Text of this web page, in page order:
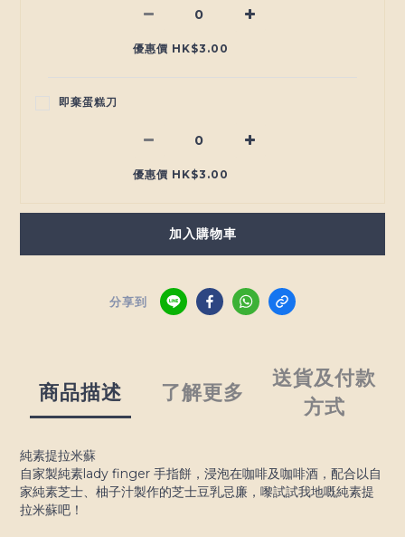
優惠價 HK$3.00
即棄蛋糕刀
優惠價 HK$3.00
加入購物車
分享到
商品描述 了解更多
送貨及付款
方式
純素提拉米蘇
自家製純素lady finger 手指餅，浸泡在咖啡及咖啡酒，配合以自
家純素芝士、柚子汁製作的芝士豆乳忌廉，嚟試試我地嘅純素提
拉米蘇吧！